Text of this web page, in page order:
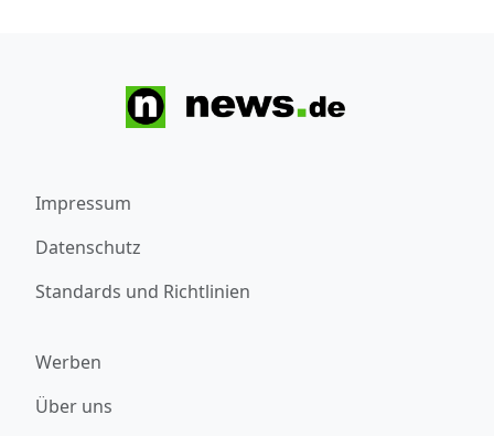
Impressum
Datenschutz
Standards und Richtlinien
Werben
Über uns